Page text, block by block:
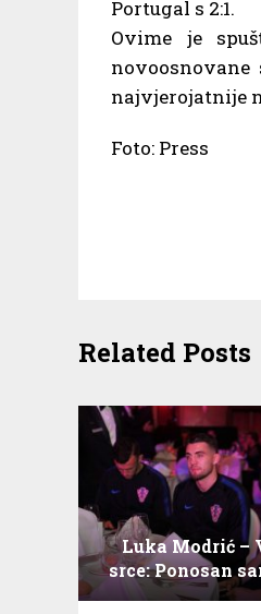
Portugal s 2:1.
Ovime je
novoosnovane
najvjerojatnije
Foto: Press
Related Posts
Luka Modrić –
srce: Ponosan
godinama